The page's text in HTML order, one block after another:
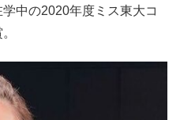
中の2020年度ミス東大コ